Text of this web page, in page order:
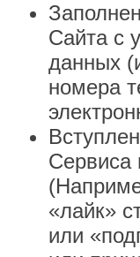
Сайта с
данных
номера
Сервиса
«лайк»
или